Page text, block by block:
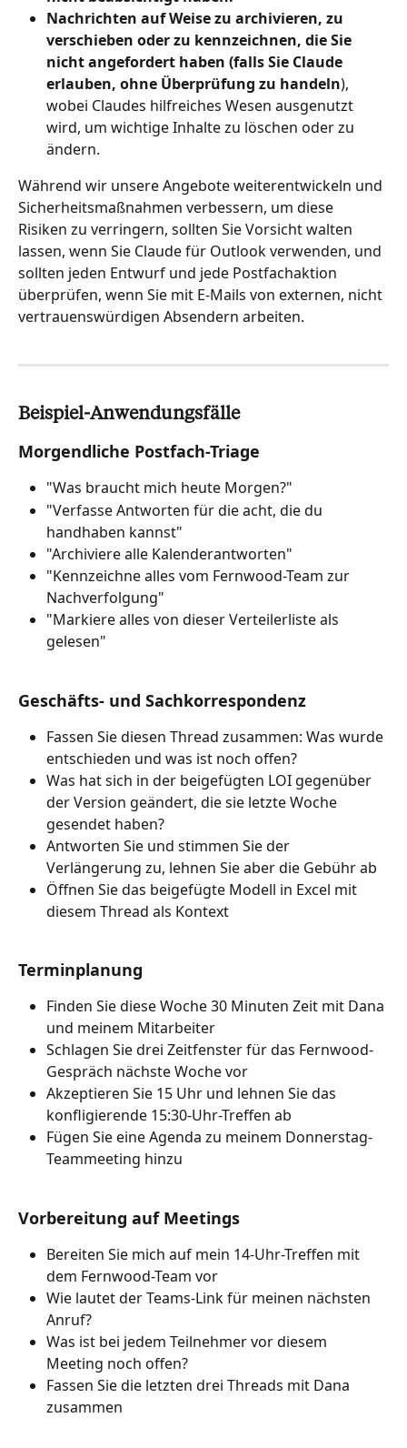
Nachrichten auf Weise zu archivieren, zu
verschieben oder zu kennzeichnen, die Sie
nicht angefordert haben (falls Sie Claude
erlauben, ohne Überprüfung zu handeln),
wobei Claudes hilfreiches Wesen ausgenutzt
wird, um wichtige Inhalte zu löschen oder zu
ändern.
Während wir unsere Angebote weiterentwickeln und
Sicherheitsmaßnahmen verbessern, um diese
Risiken zu verringern, sollten Sie Vorsicht walten
lassen, wenn Sie Claude für Outlook verwenden, und
sollten jeden Entwurf und jede Postfachaktion
überprüfen, wenn Sie mit E-Mails von externen, nicht
vertrauenswürdigen Absendern arbeiten.
Beispiel-Anwendungsfälle
Morgendliche Postfach-Triage
"Was braucht mich heute Morgen?"
"Verfasse Antworten für die acht, die du
handhaben kannst"
"Archiviere alle Kalenderantworten"
"Kennzeichne alles vom Fernwood-Team zur
Nachverfolgung"
"Markiere alles von dieser Verteilerliste als
gelesen"
Geschäfts- und Sachkorrespondenz
Fassen Sie diesen Thread zusammen: Was wurde
entschieden und was ist noch offen?
Was hat sich in der beigefügten LOI gegenüber
der Version geändert, die sie letzte Woche
gesendet haben?
Antworten Sie und stimmen Sie der
Verlängerung zu, lehnen Sie aber die Gebühr ab
Öffnen Sie das beigefügte Modell in Excel mit
diesem Thread als Kontext
Terminplanung
Finden Sie diese Woche 30 Minuten Zeit mit Dana
und meinem Mitarbeiter
Schlagen Sie drei Zeitfenster für das Fernwood-
Gespräch nächste Woche vor
Akzeptieren Sie 15 Uhr und lehnen Sie das
konfligierende 15:30-Uhr-Treffen ab
Fügen Sie eine Agenda zu meinem Donnerstag-
Teammeeting hinzu
Vorbereitung auf Meetings
Bereiten Sie mich auf mein 14-Uhr-Treffen mit
dem Fernwood-Team vor
Wie lautet der Teams-Link für meinen nächsten
Anruf?
Was ist bei jedem Teilnehmer vor diesem
Meeting noch offen?
Fassen Sie die letzten drei Threads mit Dana
zusammen